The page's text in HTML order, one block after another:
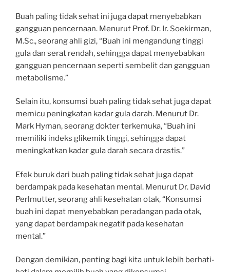
Buah paling tidak sehat ini juga dapat menyebabkan
gangguan pencernaan. Menurut Prof. Dr. Ir. Soekirman,
M.Sc., seorang ahli gizi, “Buah ini mengandung tinggi
gula dan serat rendah, sehingga dapat menyebabkan
gangguan pencernaan seperti sembelit dan gangguan
metabolisme.”
Selain itu, konsumsi buah paling tidak sehat juga dapat
memicu peningkatan kadar gula darah. Menurut Dr.
Mark Hyman, seorang dokter terkemuka, “Buah ini
memiliki indeks glikemik tinggi, sehingga dapat
meningkatkan kadar gula darah secara drastis.”
Efek buruk dari buah paling tidak sehat juga dapat
berdampak pada kesehatan mental. Menurut Dr. David
Perlmutter, seorang ahli kesehatan otak, “Konsumsi
buah ini dapat menyebabkan peradangan pada otak,
yang dapat berdampak negatif pada kesehatan
mental.”
Dengan demikian, penting bagi kita untuk lebih berhati-